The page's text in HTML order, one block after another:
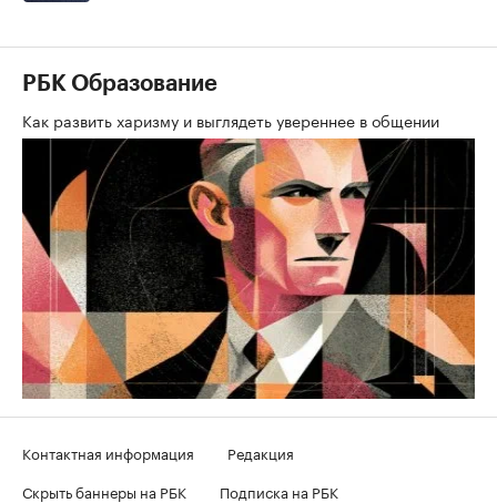
РБК Образование
Как развить харизму и выглядеть увереннее в общении
Контактная информация
Редакция
Скрыть баннеры на РБК
Подписка на РБК